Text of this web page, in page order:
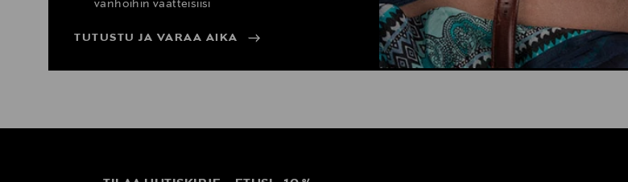
vanhoihin vaatteisiisi
TUTUSTU JA VARAA AIKA